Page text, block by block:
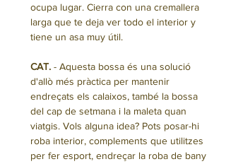
ocupa lugar. Cierra con una cremallera
larga que te deja ver todo el interior y
tiene un asa muy útil.
CAT. - Aquesta bossa és una solució
d'allò més pràctica per mantenir
endreçats els calaixos, també la bossa
del cap de setmana i la maleta quan
viatgis. Vols alguna idea? Pots posar-hi
roba interior, complements que utilitzes
per fer esport, endreçar la roba de bany